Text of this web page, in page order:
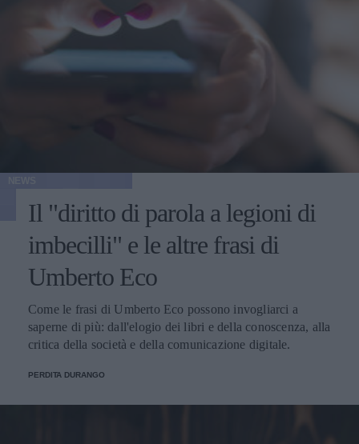
Il "diritto di parola a legioni di
imbecilli" e le altre frasi di
Umberto Eco
Come le frasi di Umberto Eco possono invogliarci a
saperne di più: dall'elogio dei libri e della conoscenza, alla
critica della società e della comunicazione digitale.
PERDITA DURANGO